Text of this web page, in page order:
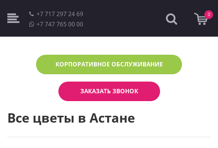
+7 717 297 24 69
+7 747 765 00 00
0
КОРПОРАТИВНОЕ ОБСЛУЖИВАНИЕ
ЗАКАЗАТЬ ЗВОНОК
Все цветы в Астане